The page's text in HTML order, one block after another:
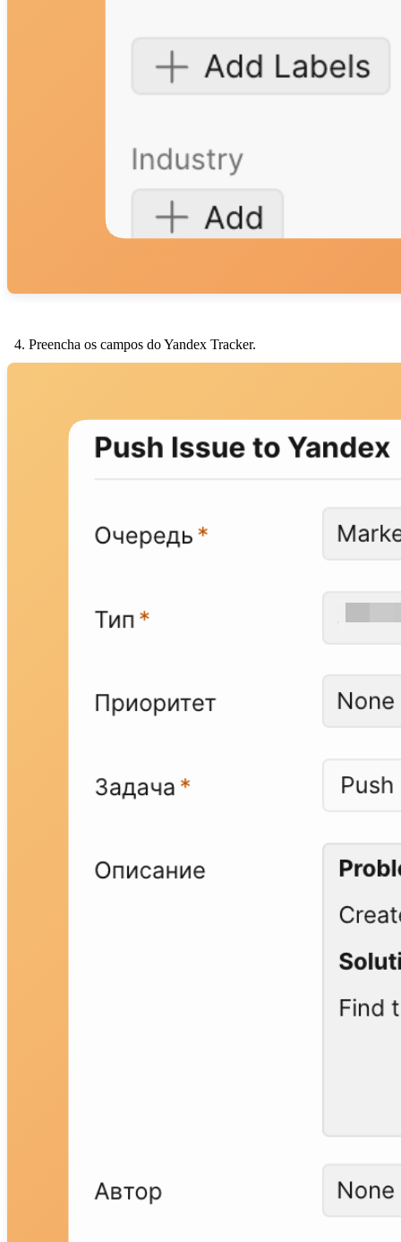
Preencha os campos do Yandex Tracker.